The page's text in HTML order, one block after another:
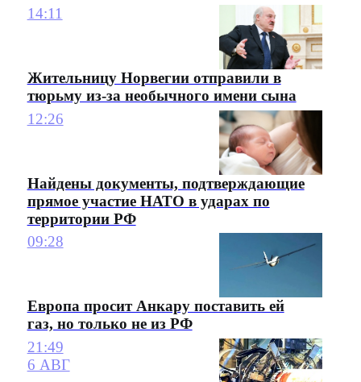
14:11
Жительницу Норвегии отправили в
тюрьму из-за необычного имени сына
12:26
Найдены документы, подтверждающие
прямое участие НАТО в ударах по
территории РФ
09:28
Европа просит Анкару поставить ей
газ, но только не из РФ
21:49
6 АВГ